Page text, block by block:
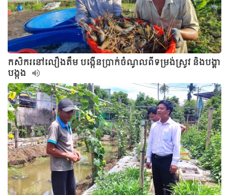
កសិករនៅលឿងតឹម បង្កើនប្រាក់ចំណូលពីទម្រង់ស្រូវ និងបង្គា
បង្កង